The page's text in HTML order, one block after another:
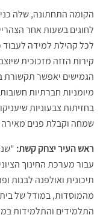
הקומה התחתונה, שלה
לחוגים בשעות אחר
לכל קהילת למידה
קירות הזזה מזכוכית
הגמישים יאפשר תקשורת
מיומניות חברתיות
בחזיתות צבעוניות
שמחה וקבלת פנים
ראש העיר יצחק קשת:
עבור מערכת החינוך
תיכונית ואולפנה
מהמוסדות, במודל של
התלמידים והתלמידות